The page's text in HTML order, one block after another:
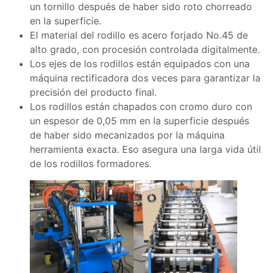
un tornillo después de haber sido roto chorreado
en la superficie.
El material del rodillo es acero forjado No.45 de
alto grado, con procesión controlada digitalmente.
Los ejes de los rodillos están equipados con una
máquina rectificadora dos veces para garantizar la
precisión del producto final.
Los rodillos están chapados con cromo duro con
un espesor de 0,05 mm en la superficie después
de haber sido mecanizados por la máquina
herramienta exacta. Eso asegura una larga vida útil
de los rodillos formadores.